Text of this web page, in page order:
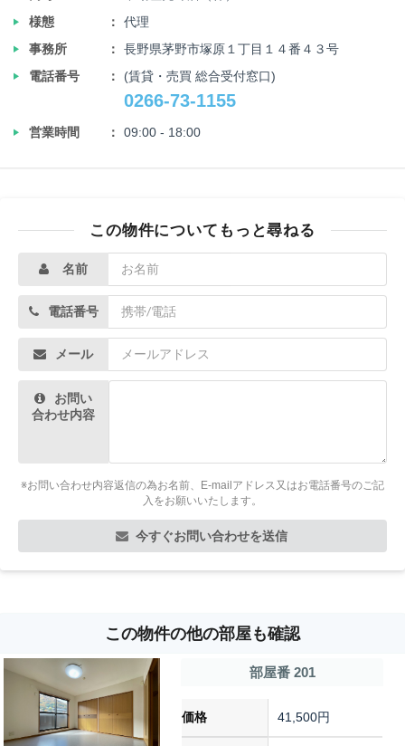
‣
様態
代理
‣
事務所
長野県茅野市塚原１丁目１４番４３号
‣
電話番号 (賃貸・売買 総合受付窓口)
0266-73-1155
‣ 営業時間 09:00 - 18:00
この物件についてもっと尋ねる
名前
電話番号
メール
お問い
合わせ内容
※お問い合わせ内容返信の為お名前、E-mailアドレス又はお電話番号のご記
入をお願いいたします。
今すぐお問い合わせを送信
この物件の他の部屋も確認
部屋番 201
価格 41,500円